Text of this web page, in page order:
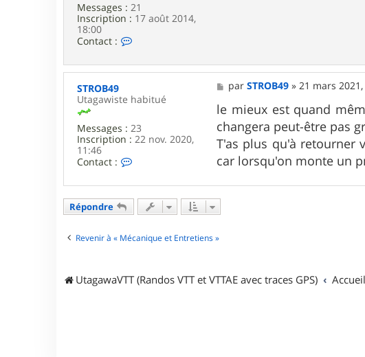
Messages : 21
Inscription : 17 août 2014,
18:00
Contact :
t
c
t
r
M
O
o
o
STROB49
Utagawiste habitué
Messages : 23
Inscription : 22 nov. 2020,
11:46
Contact :
n
c
e
R
M
e
s
s
a
g
e
parSTROB49 »21 mars
le mieux est quand
changera peut-être pas
T'as plus qu'à retourner
car lorsqu'on monte un
Répondre
Revenir à « Mécanique et Entretiens »
UtagawaVTT (Randos VTT et VTTAE avec traces GPS)